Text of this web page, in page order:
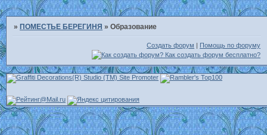
» ПОМЕСТЬЕ БЕРЕГИНЯ »Образование
Создать форум Помощь по форуму